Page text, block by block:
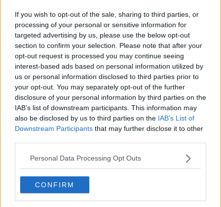
If you wish to opt-out of the sale, sharing to third parties, or
processing of your personal or sensitive information for
targeted advertising by us, please use the below opt-out
section to confirm your selection. Please note that after your
opt-out request is processed you may continue seeing
interest-based ads based on personal information utilized by
us or personal information disclosed to third parties prior to
your opt-out. You may separately opt-out of the further
disclosure of your personal information by third parties on the
IAB’s list of downstream participants. This information may
also be disclosed by us to third parties on the IAB’s List of
Downstream Participants that may further disclose it to other
Personal Data Processing Opt Outs
CONFIRM
La Cop 30, i crimini e i misfatti verso la vita sulla terra
Arrostire il pianeta: le grandi emissioni della carne e dei
latticini
​Cop 30, uragani e riconversione delle spese militari
La responsabilità storica della morte sulla terra
PTSD e suicidi svelano l’intento suicidario della guerra e
dell’ignoranza
Il Wenzi e la decadenza verso la guerra e la morte
​Il tecno-fascismo e i suoi nemici delusi
​I comici e il vittimismo paranoideo al potere
​La virtù secondo Confucio e Xi (seconda parte)
Le Pax imperiali e Tianxia (prima parte)
Un mondo condiviso a misura di bambino
​Un chiarimento, Chris Hedges e qualche domanda
Il velleitarismo di Trump, dell’UE e di Darwin
​Karen Horney e il ponte sullo Stretto
​I bulli vanno isolati
L’invertebrata von der Leyen e il Lula-risk
Trump soffre, la Corte dell'Aia è viva
​Il Nobel per la pace a Trump o all’Albanese? Questo è il